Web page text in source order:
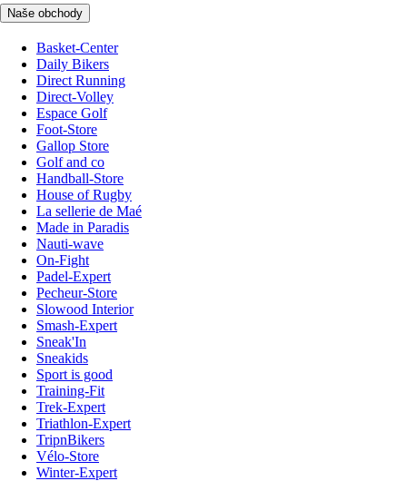
Naše obchody
Basket-Center
Daily Bikers
Direct Running
Direct-Volley
Espace Golf
Foot-Store
Gallop Store
Golf and co
Handball-Store
House of Rugby
La sellerie de Maé
Made in Paradis
Nauti-wave
On-Fight
Padel-Expert
Pecheur-Store
Slowood Interior
Smash-Expert
Sneak'In
Sneakids
Sport is good
Training-Fit
Trek-Expert
Triathlon-Expert
TripnBikers
Vélo-Store
Winter-Expert